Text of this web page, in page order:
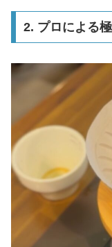
2. プロによる